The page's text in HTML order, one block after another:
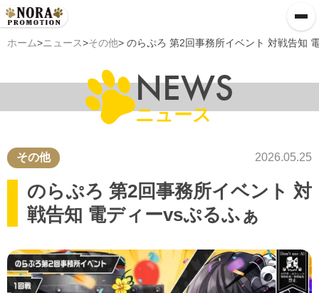
ホーム>ニュース>その他> のらぷろ 第2回事務所イベント 対戦告知
NEWS
ニュース
その他 2026.05.25
のらぷろ 第2回事務所イベント 対
戦告知 電ディーvsぷるふぁ